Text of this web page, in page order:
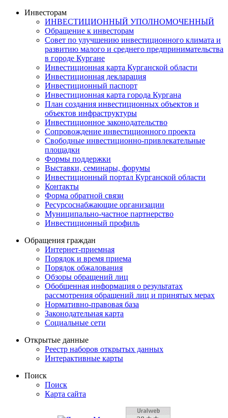
Инвесторам
ИНВЕСТИЦИОННЫЙ УПОЛНОМОЧЕННЫЙ
Обращение к инвесторам
Совет по улучшению инвестиционного климата и
развитию малого и среднего предпринимательства
в городе Кургане
Инвестиционная карта Курганской области
Инвестиционная декларация
Инвестиционный паспорт
Инвестиционная карта города Кургана
План создания инвестиционных объектов и
объектов инфраструктуры
Инвестиционное законодательство
Сопровождение инвестиционного проекта
Свободные инвестиционно-привлекательные
площадки
Формы поддержки
Выставки, семинары, форумы
Инвестиционный портал Курганской области
Контакты
Форма обратной связи
Ресурсоснабжающие организации
Муниципально-частное партнерство
Инвестиционный профиль
Обращения граждан
Интернет-приемная
Порядок и время приема
Порядок обжалования
Обзоры обращений лиц
Обобщенная информация о результатах
рассмотрения обращений лиц и принятых мерах
Нормативно-правовая база
Законодательная карта
Социальные сети
Открытые данные
Реестр наборов открытых данных
Интерактивные карты
Поиск
Поиск
Карта сайта